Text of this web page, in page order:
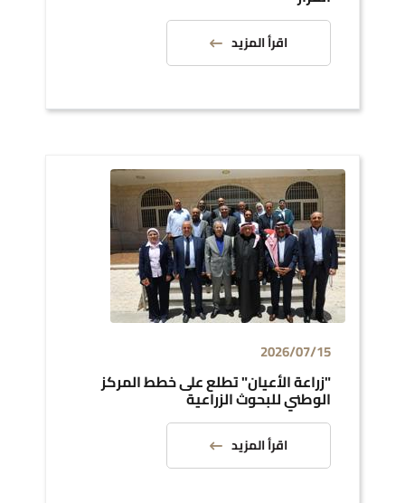
اقرأ المزيد
2026/07/15
"زراعة الأعيان" تطلع على خطط المركز
الوطني للبحوث الزراعية
اقرأ المزيد